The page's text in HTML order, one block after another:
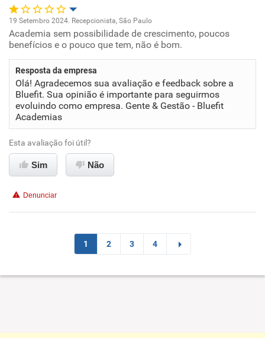
Oportunidade de promoção
Conciliação com a vida familiar
Benefícios
Não recomenda esta empresa
Recomenda a diretoria
19 Setembro 2024. Recepcionista, São Paulo
Academia sem possibilidade de crescimento, poucos
benefícios e o pouco que tem, não é bom.
Resposta da empresa
Olá! Agradecemos sua avaliação e feedback sobre a
Bluefit. Sua opinião é importante para seguirmos
evoluindo como empresa. Gente & Gestão - Bluefit
Academias
Esta avaliação foi útil?
Sim Não
Denunciar
1 2 3 4